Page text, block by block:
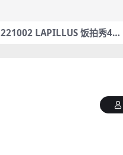
221002 LAPILLUS 饭拍秀4部f